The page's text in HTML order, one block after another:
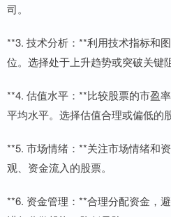
司。
**3. 技术分析：**利用技术指标和
位。选择处于上升趋势或突破关键
**4. 估值水平：**比较股票的市盈
平均水平。选择估值合理或偏低的股
**5. 市场情绪：**关注市场情绪和
观、资金流入的股票。
**6. 资金管理：**合理分配资金，